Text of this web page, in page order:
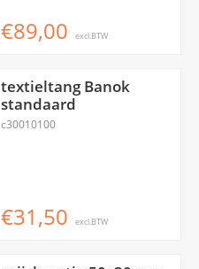
€89,00 excl.BTW
textieltang Banok
standaard
c30010100
€31,50 excl.BTW